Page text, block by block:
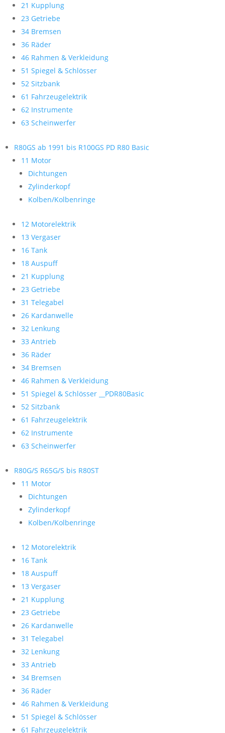
21 Kupplung
23 Getriebe
34 Bremsen
36 Räder
46 Rahmen & Verkleidung
51 Spiegel & Schlösser
52 Sitzbank
61 Fahrzeugelektrik
62 Instrumente
63 Scheinwerfer
R80GS ab 1991 bis R100GS PD R80 Basic
11 Motor
Dichtungen
Zylinderkopf
Kolben/Kolbenringe
12 Motorelektrik
13 Vergaser
16 Tank
18 Auspuff
21 Kupplung
23 Getriebe
31 Telegabel
26 Kardanwelle
32 Lenkung
33 Antrieb
36 Räder
34 Bremsen
46 Rahmen & Verkleidung
51 Spiegel & Schlösser __PDR80Basic
52 Sitzbank
61 Fahrzeugelektrik
62 Instrumente
63 Scheinwerfer
R80G/S R65G/S bis R80ST
11 Motor
Dichtungen
Zylinderkopf
Kolben/Kolbenringe
12 Motorelektrik
16 Tank
18 Auspuff
13 Vergaser
21 Kupplung
23 Getriebe
26 Kardanwelle
31 Telegabel
32 Lenkung
33 Antrieb
34 Bremsen
36 Räder
46 Rahmen & Verkleidung
51 Spiegel & Schlösser
61 Fahrzeugelektrik